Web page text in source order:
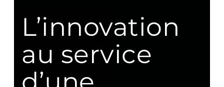
L’innovation
au service